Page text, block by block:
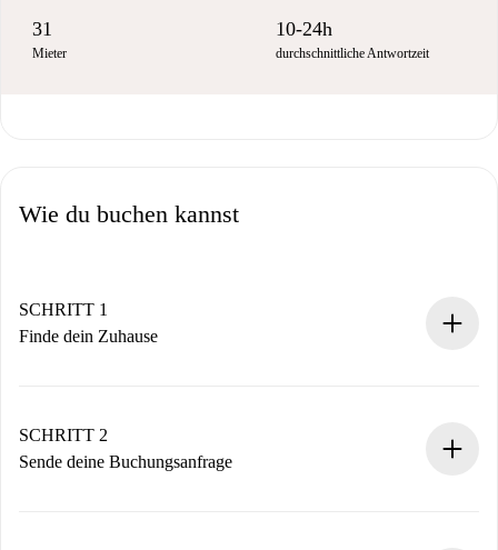
31
Mieter
10-24h
durchschnittliche Antwortzeit
Wie du buchen kannst
SCHRITT 1
Finde dein Zuhause
Du erhältst alle notwendigen Informationen im Voraus.
SCHRITT 2
Sende deine Buchungsanfrage